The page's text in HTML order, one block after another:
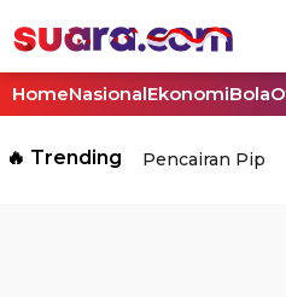
HomeNasionalEkonomiBola
🔥 Trending Pencairan Pip